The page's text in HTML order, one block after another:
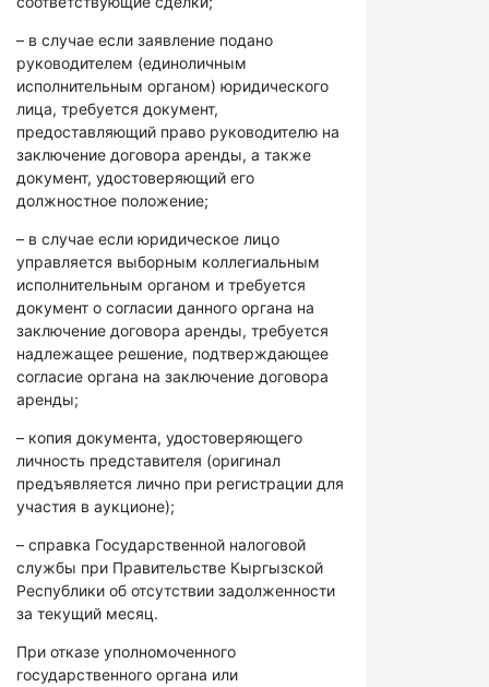
– в случае если заявление подано
руководителем (единоличным
исполнительным органом) юридического
лица, требуется документ,
предоставляющий право руководителю на
заключение договора аренды, а также
документ, удостоверяющий его
должностное положение;
– в случае если юридическое лицо
управляется выборным коллегиальным
исполнительным органом и требуется
документ о согласии данного органа на
заключение договора аренды, требуется
надлежащее решение, подтверждающее
согласие органа на заключение договора
аренды;
– копия документа, удостоверяющего
личность представителя (оригинал
предъявляется лично при регистрации для
участия в аукционе);
– справка Государственной налоговой
службы при Правительстве Кыргызской
Республики об отсутствии задолженности
за текущий месяц.
При отказе уполномоченного
государственного органа или